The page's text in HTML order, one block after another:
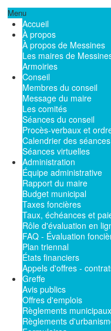
Menu
Accueil
À propos
À propos de Messines
Les maires de
Armoiries
Conseil
Membres du conseil
Message du maire
Les comités
Séances du conseil
Procès-verbaux et
Calendrier des séances
Séances virtuelles
Administration
Équipe administrative
Rapport du maire
Budget municipal
Taxes foncières
Taux, échéances et
Rôle d'évaluation en
FAQ - Évaluation
Plan triennal
États financiers
Appels d'offres -
Greffe
Avis publics
Offres d'emplois
Règlements municipaux
Règlements